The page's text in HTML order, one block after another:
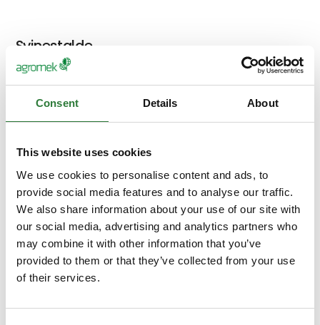
Consent Details About
This website uses cookies
We use cookies to personalise content and ads, to
provide social media features and to analyse our traffic.
We also share information about your use of our site with
our social media, advertising and analytics partners who
may combine it with other information that you’ve
provided to them or that they’ve collected from your use
of their services.
Svinestalde
Hytter til dyr
Hytter til opbevaring